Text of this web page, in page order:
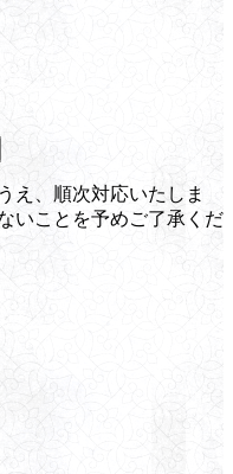
え、順次対応いたしま
いことを予めご了承くだ